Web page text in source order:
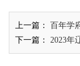
上一篇：
百年学
下一篇：
2023年